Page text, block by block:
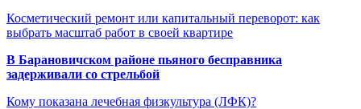
Косметический ремонт или капитальный переворот: как
выбрать масштаб работ в своей квартире
В Барановичском районе пьяного бесправника
задерживали со стрельбой
Кому показана лечебная физкультура (ЛФК)?